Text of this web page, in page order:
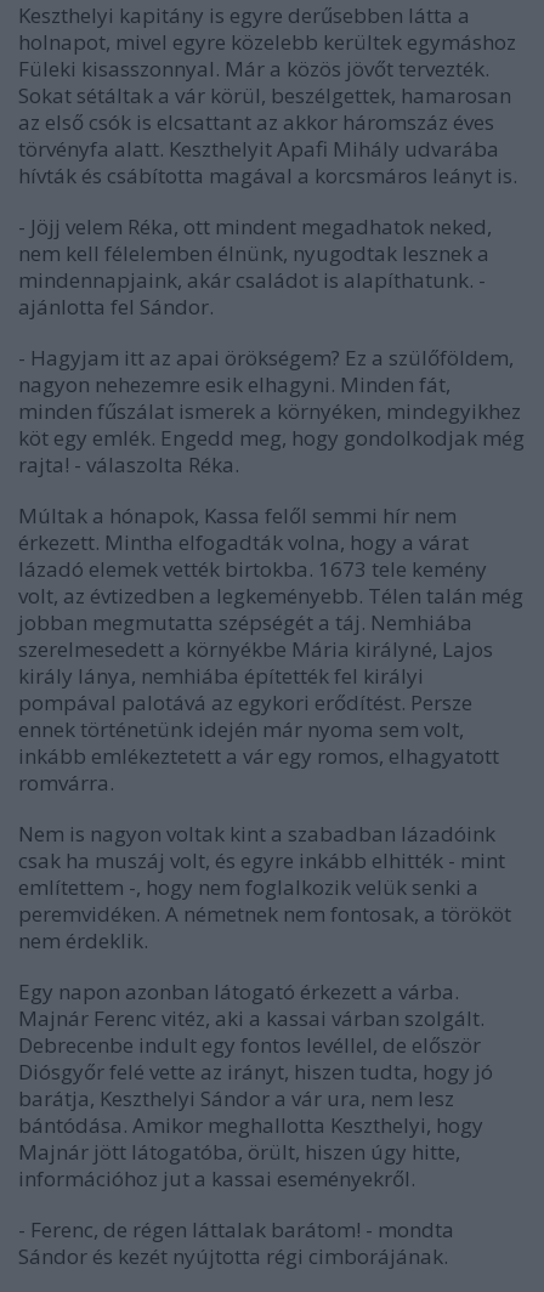
Keszthelyi kapitány is egyre derűsebben látta a
holnapot, mivel egyre közelebb kerültek egymáshoz
Füleki kisasszonnyal. Már a közös jövőt tervezték.
Sokat sétáltak a vár körül, beszélgettek, hamarosan
az első csók is elcsattant az akkor háromszáz éves
törvényfa alatt. Keszthelyit Apafi Mihály udvarába
hívták és csábította magával a korcsmáros leányt is.
- Jöjj velem Réka, ott mindent megadhatok neked,
nem kell félelemben élnünk, nyugodtak lesznek a
mindennapjaink, akár családot is alapíthatunk. -
ajánlotta fel Sándor.
- Hagyjam itt az apai örökségem? Ez a szülőföldem,
nagyon nehezemre esik elhagyni. Minden fát,
minden fűszálat ismerek a környéken, mindegyikhez
köt egy emlék. Engedd meg, hogy gondolkodjak még
rajta! - válaszolta Réka.
Múltak a hónapok, Kassa felől semmi hír nem
érkezett. Mintha elfogadták volna, hogy a várat
lázadó elemek vették birtokba. 1673 tele kemény
volt, az évtizedben a legkeményebb. Télen talán még
jobban megmutatta szépségét a táj. Nemhiába
szerelmesedett a környékbe Mária királyné, Lajos
király lánya, nemhiába építették fel királyi
pompával palotává az egykori erődítést. Persze
ennek történetünk idején már nyoma sem volt,
inkább emlékeztetett a vár egy romos, elhagyatott
romvárra.
Nem is nagyon voltak kint a szabadban lázadóink
csak ha muszáj volt, és egyre inkább elhitték - mint
említettem -, hogy nem foglalkozik velük senki a
peremvidéken. A németnek nem fontosak, a törököt
nem érdeklik.
Egy napon azonban látogató érkezett a várba.
Majnár Ferenc vitéz, aki a kassai várban szolgált.
Debrecenbe indult egy fontos levéllel, de először
Diósgyőr felé vette az irányt, hiszen tudta, hogy jó
barátja, Keszthelyi Sándor a vár ura, nem lesz
bántódása. Amikor meghallotta Keszthelyi, hogy
Majnár jött látogatóba, örült, hiszen úgy hitte,
információhoz jut a kassai eseményekről.
- Ferenc, de régen láttalak barátom! - mondta
Sándor és kezét nyújtotta régi cimborájának.